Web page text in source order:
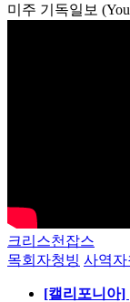
미주 기독일보
크리스천잡스
목회자청빙 사역자
[캘리포니아]